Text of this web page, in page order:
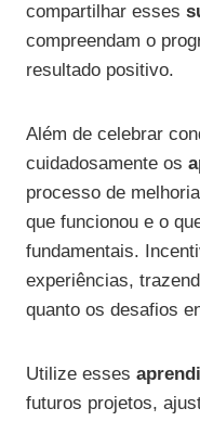
compartilhar esses
compreendam o
resultado positivo.
Além de celebrar
cuidadosamente os
processo de
que funcionou e o
fundamentais.
experiências,
quanto os desafios
Utilize esses
futuros projetos,